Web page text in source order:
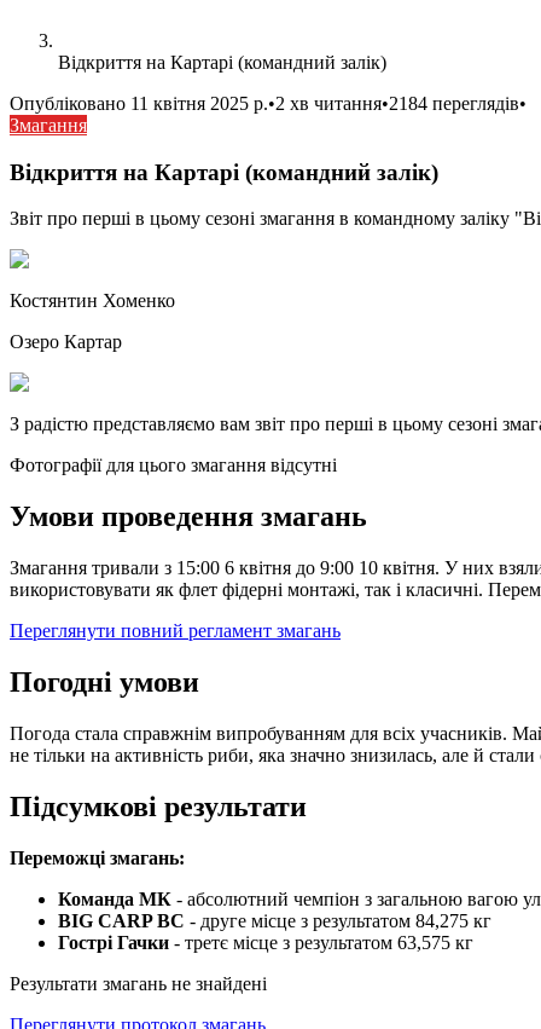
Відкриття на Картарі (командний залік)
Опубліковано 11 квітня 2025 р.•2 хв читання•2184 переглядів•
Змагання
Відкриття на Картарі (командний залік)
Звіт про перші в цьому сезоні змагання в командному заліку
Костянтин Хоменко
Озеро Картар
З радістю представляємо вам звіт про перші в цьому сезоні
Фотографії для цього змагання відсутні
Умови проведення змагань
Змагання тривали з 15:00 6 квітня до 9:00 10 квітня. У них
використовувати як флет фідерні монтажі, так і класичні.
Переглянути повний регламент змагань
Погодні умови
Погода стала справжнім випробуванням для всіх учасників.
не тільки на активність риби, яка значно знизилась, але й
Підсумкові результати
Переможці змагань:
Команда МК - абсолютний чемпіон з загальною вагою
BIG CARP BC - друге місце з результатом 84,275 кг
Гострі Гачки - третє місце з результатом 63,575 кг
Результати змагань не знайдені
Переглянути протокол змагань